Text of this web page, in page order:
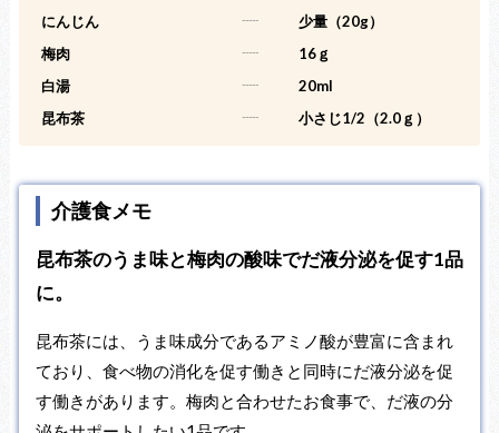
にんじん
-----
少量（20g）
梅肉
-----
16ｇ
白湯
-----
20ml
昆布茶
----- 小さじ1/2（2.0ｇ）
介護食メモ
昆布茶のうま味と梅肉の酸味でだ液分泌を促す1品
に。
昆布茶には、うま味成分であるアミノ酸が豊富に含まれ
ており、食べ物の消化を促す働きと同時にだ液分泌を促
す働きがあります。梅肉と合わせたお食事で、だ液の分